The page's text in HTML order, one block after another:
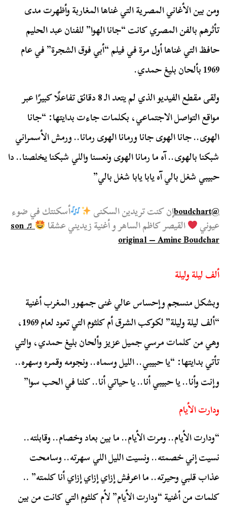
ومن بين الأغاني المصرية التي غناها المغاربة وأظهرت مدى
تأثرهم بالفن المصري كانت “جانا الهوا” للفنان عبد الحليم
حافظ التي غناها أول مرة في فيلم “أبي فوق الشجرة” في عام
1969 بألحان بليغ حمدي.
ولقى مقطع الفيديو الذي لم يتعد الـ 8 دقائق تفاعلًا كبيرًا عبر
مواقع التواصل الاجتماعي، بكلمات جاءت بدايتها: “جانا
الهوى.. جانا الهوى جانا ورمانا الهوى رمانا.. ورمش الأسمراني
شبكنا بالهوى.. آه ما رمانا الهوى ونعسنا واللي شبكنا يخلصنا.. دا
حبيبي شغل بالي آه يابا يابا شغل بالي”
@boudchart
إن كنت تريدين السكنى أسكنتك في ضوء
عيوني القيصر كاظم الساهر و أغنية زيديني عشقا ♬ son
original – Amine Boudchar
ألف ليلة وليلة
وبشكل منسجم وإحساس عالي غنى جمهور المغرب أغنية
“ألف ليلة وليلة” لكوكب الشرق أم كلثوم التي تعود لعام 1969،
وهي من كلمات مرسي جميل عزيز وألحان بليغ حمدي، والتي
تأتي بدايتها: “يا حبيبي.. الليل وسماه.. ونجومه وقمره وسهره..
وإنت وأنا.. يا حبيبي أنا.. يا حياتي أنا.. كلنا في الحب سوا”
ودارت الأيام
“ودارت الأيام.. ومرت الأيام.. ما بين بعاد وخصام.. وقابلته..
نسيت إني خصمته.. ونسيت الليل اللي سهرته.. وسامحت
عذاب قلبي وحيرته.. ما اعرفش إزاي إزاي إزاي أنا كلمته” ..
كلمات من أغنية “ودارت الأيام” لأم كلثوم التي كانت من بين